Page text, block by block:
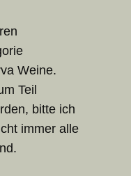
Weine.
Teil
bitte ich
immer alle